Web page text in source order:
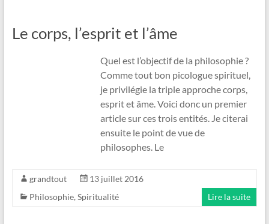
Le corps, l’esprit et l’âme
Quel est l’objectif de la philosophie ?
Comme tout bon picologue spirituel,
je privilégie la triple approche corps,
esprit et âme. Voici donc un premier
article sur ces trois entités. Je citerai
ensuite le point de vue de
philosophes. Le
grandtout
13 juillet 2016
Philosophie, Spiritualité Lire la suite